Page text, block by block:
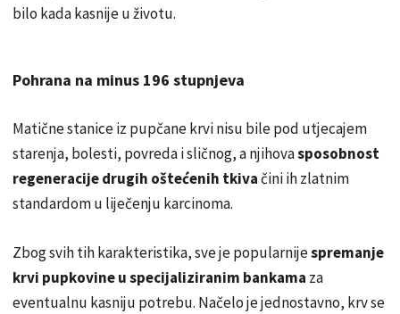
bilo kada kasnije u životu.
Pohrana na minus 196 stupnjeva
Matične stanice iz pupčane krvi nisu bile pod utjecajem
starenja, bolesti, povreda i sličnog, a njihovasposobnost
regeneracije drugih oštećenih tkivačini ih zlatnim
standardom u liječenju karcinoma.
Zbog svih tih karakteristika, sve je popularnijespremanje
krvi pupkovine u specijaliziranim bankama za
eventualnu kasniju potrebu. Načelo je jednostavno, krv se